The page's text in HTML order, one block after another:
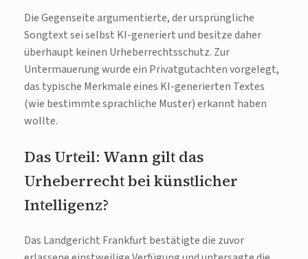
Die Gegenseite argumentierte, der ursprüngliche
Songtext sei selbst KI-generiert und besitze daher
überhaupt keinen Urheberrechtsschutz. Zur
Untermauerung wurde ein Privatgutachten vorgelegt,
das typische Merkmale eines KI-generierten Textes
(wie bestimmte sprachliche Muster) erkannt haben
wollte.
Das Urteil: Wann gilt das
Urheberrecht bei künstlicher
Intelligenz?
Das Landgericht Frankfurt bestätigte die zuvor